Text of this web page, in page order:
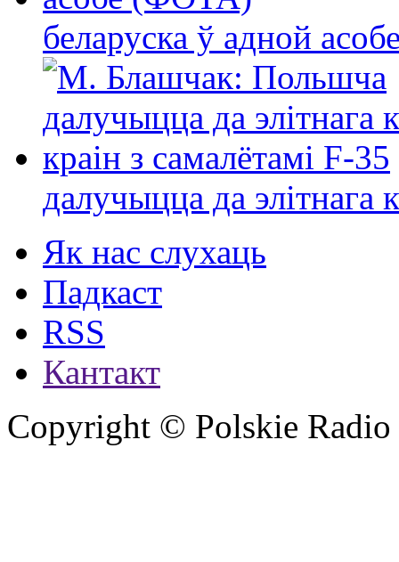
беларуска ў адной
далучыцца да элітнага
Як нас слухаць
Падкаст
RSS
Кантакт
Copyright © Polskie